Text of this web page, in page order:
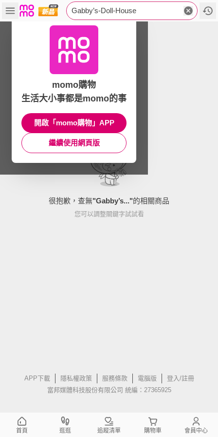
Gabby’s-Doll-House
很抱歉，查無"Gabby’s..."的相關商品
您可以調整關鍵字試試看
APP下載 隱私權政策 服務條款 電腦版
登入/註冊
富邦媒體科技股份有限公司 統編：27365925
momo購物
生活大小事都是momo的事
開啟「momo購物」APP
繼續使用網頁版
首頁 逛逛 追蹤清單 購物車 會員中心